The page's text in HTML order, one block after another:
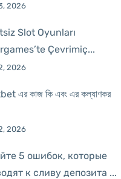
2026
Slot Oyunları
Çevrimiç...
2026
এর কাজ কি এবং এর কল্যাণকর
2026
5 ошибок, которые
к сливу депозита ...